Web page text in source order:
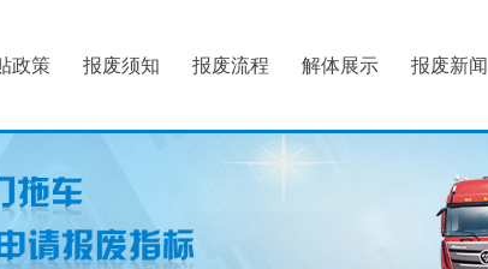
政策 报废须知 报废流程 解体展示 报废新闻